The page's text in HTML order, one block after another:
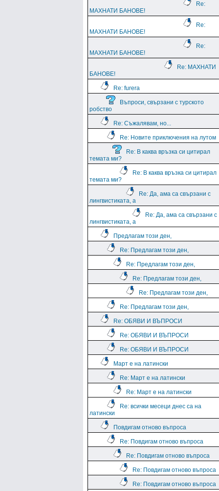
Re:
МАХНАТИ БАНОВЕ!
Re:
МАХНАТИ БАНОВЕ!
Re:
МАХНАТИ БАНОВЕ!
Re: МАХНАТИ
БАНОВЕ!
Re: furera
Въпроси, свързани с турското
робство
Re: Съжалявам, но...
Re: Новите приключения на лутом
Re: В каква връзка си цитирал
темата ми?
Re: В каква връзка си цитирал
темата ми?
Re: Да, ама са свързани с
лингвистиката, а
Re: Да, ама са свързани с
лингвистиката, а
Предлагам този ден,
Re: Предлагам този ден,
Re: Предлагам този ден,
Re: Предлагам този ден,
Re: Предлагам този ден,
Re: Предлагам този ден,
Re: ОБЯВИ И ВЪПРОСИ
Re: ОБЯВИ И ВЪПРОСИ
Re: ОБЯВИ И ВЪПРОСИ
Март е на латински
Re: Март е на латински
Re: Март е на латински
Re: всички месеци днес са на
латински
Повдигам отново въпроса
Re: Повдигам отново въпроса
Re: Повдигам отново въпроса
Re: Повдигам отново въпроса
Re: Повдигам отново въпроса